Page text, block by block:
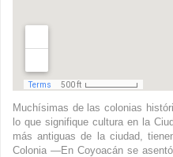
Muchísimas de las colonias
lo que signifique cultura en la
más antiguas de la ciudad,
Colonia —En Coyoacán se